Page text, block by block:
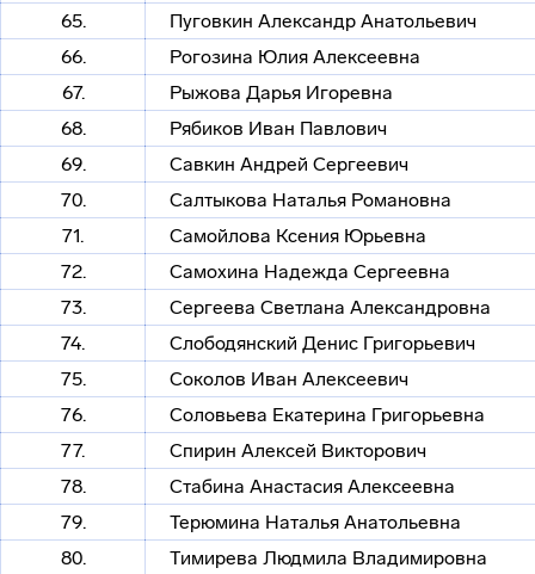
65.
Пуговкин Александр Анатольевич
66.
Рогозина Юлия Алексеевна
67.
Рыжова Дарья Игоревна
68.
Рябиков Иван Павлович
69.
Савкин Андрей Сергеевич
70.
Салтыкова Наталья Романовна
71.
Самойлова Ксения Юрьевна
72.
Самохина Надежда Сергеевна
73.
Сергеева Светлана Александровна
74.
Слободянский Денис Григорьевич
75.
Соколов Иван Алексеевич
76.
Соловьева Екатерина Григорьевна
77.
Спирин Алексей Викторович
78.
Стабина Анастасия Алексеевна
79.
Терюмина Наталья Анатольевна
80.
Тимирева Людмила Владимировна